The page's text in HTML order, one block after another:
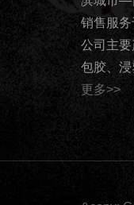
销售服务
公司主
包胶、浸
更多>>